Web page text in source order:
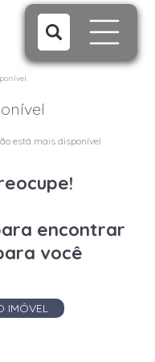
está mais disponível
encontrar
você
IMÓVEL